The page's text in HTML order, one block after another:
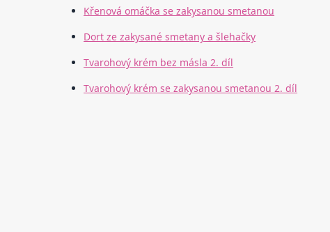
Křenová omáčka se zakysanou smetanou
Dort ze zakysané smetany a šlehačky
Tvarohový krém bez másla 2. díl
Tvarohový krém se zakysanou smetanou 2. díl